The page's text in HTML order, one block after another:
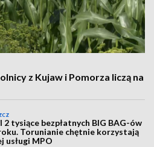
z Kujaw i Pomorza liczą na
2 tysiące bezpłatnych BIG BAG-ów
Torunianie chętnie korzystają
usługi MPO